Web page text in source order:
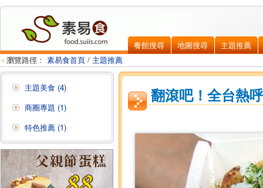
餐館搜尋 地圖搜尋
主題推薦
瀏覽路徑： 素易食首頁 / 主題推薦
主題美食 (4)
商圈專題 (1)
特色推薦 (1)
翻滾吧！全台熱